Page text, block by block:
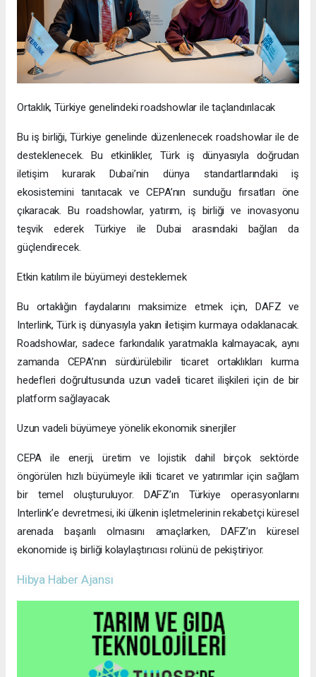
Ortaklık, Türkiye genelindeki roadshowlar ile taçlandırılacak
Bu iş birliği, Türkiye genelinde düzenlenecek roadshowlar ile de
desteklenecek. Bu etkinlikler, Türk iş dünyasıyla doğrudan
iletişim kurarak Dubai’nin dünya standartlarındaki iş
ekosistemini tanıtacak ve CEPA’nın sunduğu fırsatları öne
çıkaracak. Bu roadshowlar, yatırım, iş birliği ve inovasyonu
teşvik ederek Türkiye ile Dubai arasındaki bağları da
güçlendirecek.
Etkin katılım ile büyümeyi desteklemek
Bu ortaklığın faydalarını maksimize etmek için, DAFZ ve
Interlink, Türk iş dünyasıyla yakın iletişim kurmaya odaklanacak.
Roadshowlar, sadece farkındalık yaratmakla kalmayacak, aynı
zamanda CEPA’nın sürdürülebilir ticaret ortaklıkları kurma
hedefleri doğrultusunda uzun vadeli ticaret ilişkileri için de bir
platform sağlayacak.
Uzun vadeli büyümeye yönelik ekonomik sinerjiler
CEPA ile enerji, üretim ve lojistik dahil birçok sektörde
öngörülen hızlı büyümeyle ikili ticaret ve yatırımlar için sağlam
bir temel oluşturuluyor. DAFZ’ın Türkiye operasyonlarını
Interlink’e devretmesi, iki ülkenin işletmelerinin rekabetçi küresel
arenada başarılı olmasını amaçlarken, DAFZ’ın küresel
ekonomide iş birliği kolaylaştırıcısı rolünü de pekiştiriyor.
Hibya Haber Ajansı